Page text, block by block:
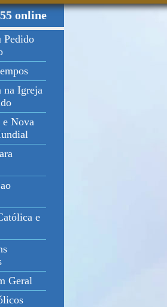
online
Pedido
na Igreja
e Nova
e
Geral